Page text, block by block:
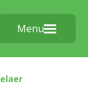
Menu